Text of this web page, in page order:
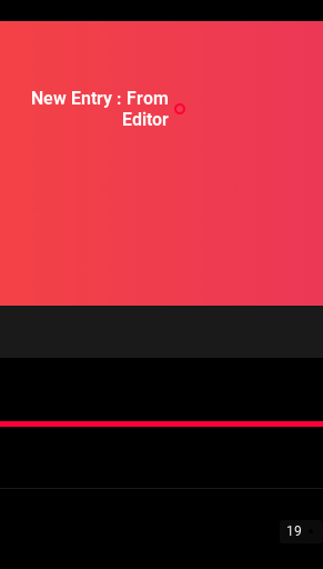
New Entry : From
Editor
19